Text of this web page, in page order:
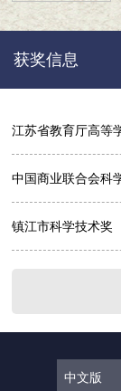
获奖信息
江苏省教育厅高等
中国商业联合会科
镇江市科学技术奖
中文版